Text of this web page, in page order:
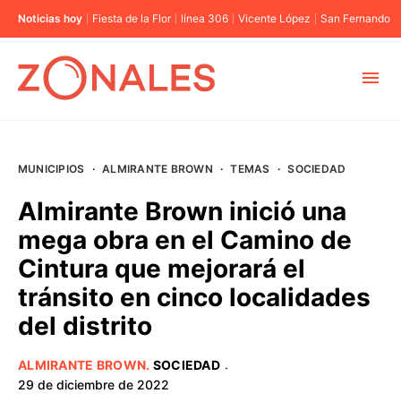
Noticias hoy Fiesta de la Flor línea 306 Vicente López San Fernando
BUENOS AIRES
PROVINCIAS
MUNICIPIOS · ALMIRANTE BROWN · TEMAS · SOCIEDAD
Almirante Brown inició una
mega obra en el Camino de
Cintura que mejorará el
tránsito en cinco localidades
del distrito
ALMIRANTE BROWN. SOCIEDAD ·
29 de diciembre de 2022